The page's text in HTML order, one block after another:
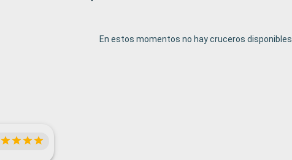
En estos momentos no hay cruceros disponibles.